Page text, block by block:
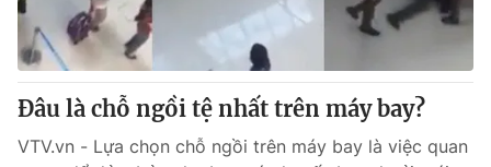
Đâu là chỗ ngồi tệ nhất trên máy bay?
VTV.vn - Lựa chọn chỗ ngồi trên máy bay là việc quan